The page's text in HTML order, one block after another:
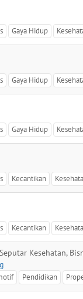
Gaya Hidup
Gaya Hidup
Gaya Hidup
Kecantikan
Kecantikan
Kesehatan,
Pendidikan